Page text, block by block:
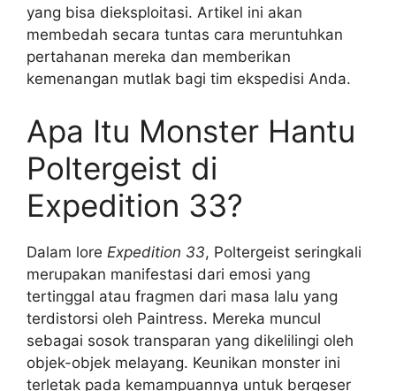
yang bisa dieksploitasi. Artikel ini akan
membedah secara tuntas cara meruntuhkan
pertahanan mereka dan memberikan
kemenangan mutlak bagi tim ekspedisi Anda.
Apa Itu Monster Hantu
Poltergeist di
Expedition 33?
Dalam lore Expedition 33, Poltergeist seringkali
merupakan manifestasi dari emosi yang
tertinggal atau fragmen dari masa lalu yang
terdistorsi oleh Paintress. Mereka muncul
sebagai sosok transparan yang dikelilingi oleh
objek-objek melayang. Keunikan monster ini
terletak pada kemampuannya untuk bergeser